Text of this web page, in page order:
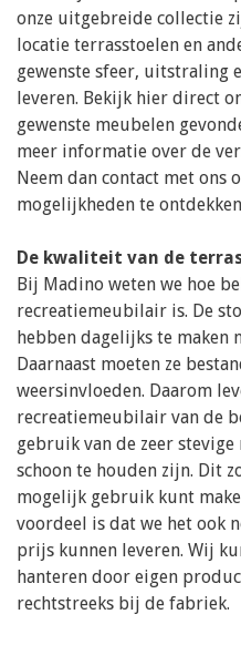
onze uitgebreide collectie
locatie terrasstoelen en
gewenste sfeer, uitstraling
leveren. Bekijk hier direct
gewenste meubelen
meer informatie over de
Neem dan contact met ons
mogelijkheden te
De kwaliteit van de
Bij Madino weten we hoe
recreatiemeubilair is. De
hebben dagelijks te maken
Daarnaast moeten ze
weersinvloeden. Daarom
recreatiemeubilair van de
gebruik van de zeer
schoon te houden zijn. Dit
mogelijk gebruik kunt
voordeel is dat we het ook
prijs kunnen leveren. Wij
hanteren door eigen
rechtstreeks bij de fabriek.